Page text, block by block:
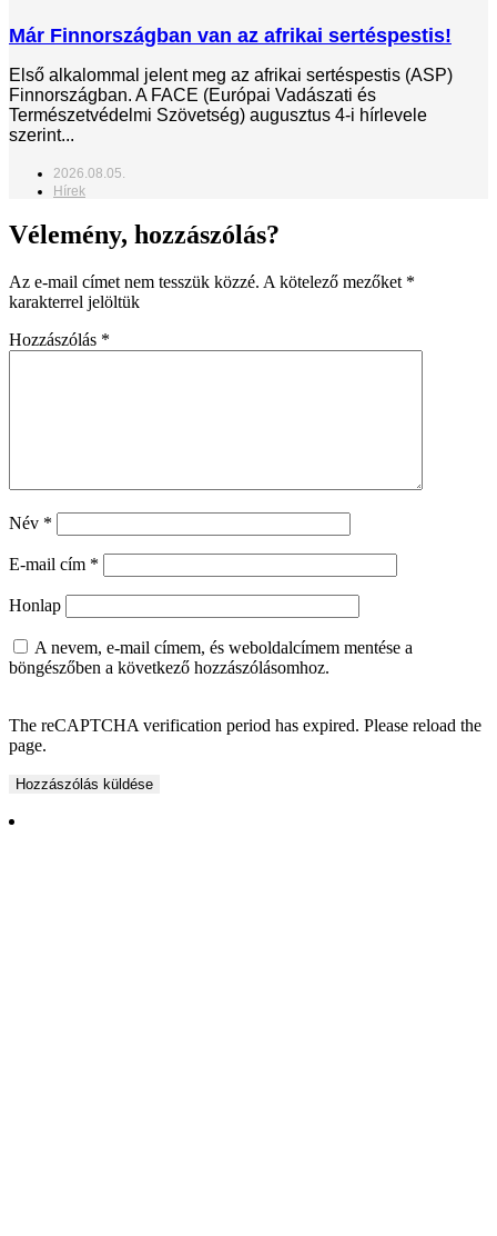
Már Finnországban van az afrikai sertéspestis!
Első alkalommal jelent meg az afrikai sertéspestis (ASP)
Finnországban. A FACE (Európai Vadászati és
Természetvédelmi Szövetség) augusztus 4-i hírlevele
szerint...
2026.08.05.
Hírek
Vélemény, hozzászólás?
Az e-mail címet nem tesszük közzé. A kötelező mezőket *
karakterrel jelöltük
Hozzászólás *
Név *
E-mail cím *
Honlap
A nevem, e-mail címem, és weboldalcímem mentése a
böngészőben a következő hozzászólásomhoz.
The reCAPTCHA verification period has expired. Please reload the
page.